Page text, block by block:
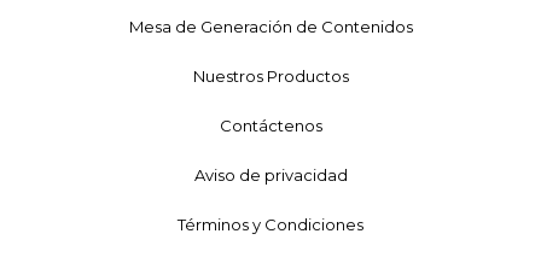
Mesa de Generación de Contenidos
Nuestros Productos
Contáctenos
Aviso de privacidad
Términos y Condiciones